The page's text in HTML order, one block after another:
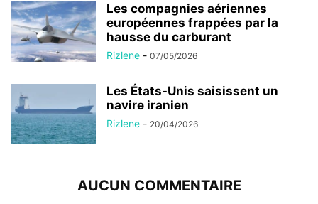
Les compagnies aériennes
européennes frappées par la
hausse du carburant
Rizlene - 07/05/2026
Les États-Unis saisissent un
navire iranien
Rizlene - 20/04/2026
AUCUN COMMENTAIRE